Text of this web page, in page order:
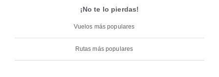
¡No te lo pierdas!
Vuelos más populares
Rutas más populares